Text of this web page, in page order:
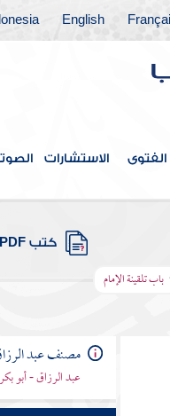
English
الفتوى الاستشارات
كتب PDF
باب تلقينة الإمام
مصنف عبد
عبد الرزاق - أبو